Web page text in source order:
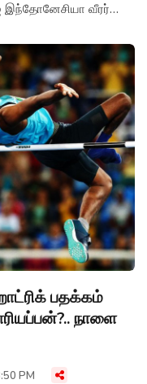
இந்தோனேசியா வீரர்
பதக்கம்
நாளை
PM